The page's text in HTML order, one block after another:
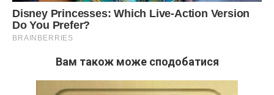
Вам також може сподобатися